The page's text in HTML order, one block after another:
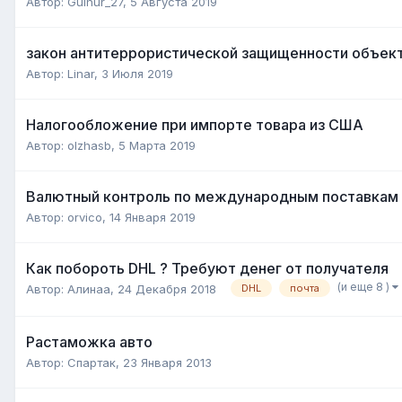
закон антитеррористической защищенности
Автор: Linar, 3 Июля 2019
Налогообложение при импорте товара из США
Автор: olzhasb, 5 Марта 2019
Валютный контроль по международным поставкам
Автор: orvico, 14 Января 2019
Как побороть DHL ? Требуют денег от получателя
Автор: Алинаа, 24 Декабря 2018 DHL почта (и еще 8 )
Растаможка авто
Автор: Спартак, 23 Января 2013